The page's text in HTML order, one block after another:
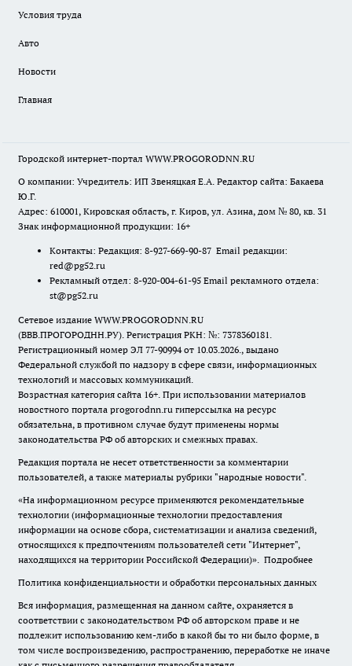
Условия труда
Авто
Новости
Главная
Городской интернет-портал WWW.PROGORODNN.RU
О компании: Учредитель: ИП Звеняцкая Е.А. Редактор сайта: Бакаева
Ю.Г.
Адрес: 610001, Кировская область, г. Киров, ул. Азина, дом № 80, кв. 31
Знак информационной продукции: 16+
Контакты: Редакция: 8-927-669-90-87 Email редакции:
red@pg52.ru
Рекламный отдел: 8-920-004-61-95 Email рекламного отдела:
st@pg52.ru
Сетевое издание WWW.PROGORODNN.RU
(ВВВ.ПРОГОРОДНН.РУ). Регистрация РКН: №: 7378360181.
Регистрационный номер ЭЛ 77-90994 от 10.03.2026., выдано
Федеральной службой по надзору в сфере связи, информационных
технологий и массовых коммуникаций.
Возрастная категория сайта 16+. При использовании материалов
новостного портала progorodnn.ru гиперссылка на ресурс
обязательна, в противном случае будут применены нормы
законодательства РФ об авторских и смежных правах.
Редакция портала не несет ответственности за комментарии
пользователей, а также материалы рубрики "народные новости".
«На информационном ресурсе применяются рекомендательные
технологии (информационные технологии предоставления
информации на основе сбора, систематизации и анализа сведений,
относящихся к предпочтениям пользователей сети "Интернет",
находящихся на территории Российской Федерации)». Подробнее
Политика конфиденциальности и обработки персональных данных
Вся информация, размещенная на данном сайте, охраняется в
соответствии с законодательством РФ об авторском праве и не
подлежит использованию кем-либо в какой бы то ни было форме, в
том числе воспроизведению, распространению, переработке не иначе